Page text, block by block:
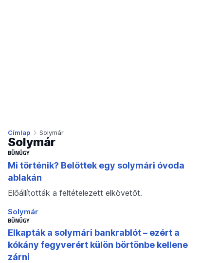
Címlap Solymár
Solymár
BŰNÜGY
Mi történik? Belőttek egy solymári óvoda
ablakán
Előállították a feltételezett elkövetőt.
Solymár
BŰNÜGY
Elkapták a solymári bankrablót – ezért a
kókány fegyverért külön börtönbe kellene
zárni